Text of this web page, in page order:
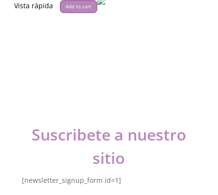
Vista rápida Add to cart
Suscribete a nuestro
sitio
[newsletter_signup_form id=1]